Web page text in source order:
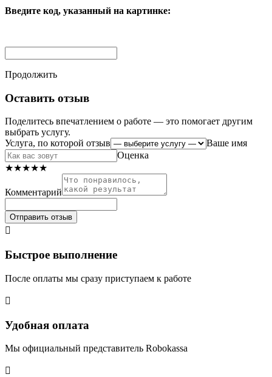
Введите код, указанный на картинке:
Продолжить
Оставить отзыв
Поделитесь впечатлением о работе — это помогает другим
выбрать услугу.
Услуга, по которой отзыв
Ваше имя
Оценка
★★★★★
Комментарий
Отправить отзыв

Быстрое выполнение
После оплаты мы сразу приступаем к работе

Удобная оплата
Мы официальный представитель Robokassa
